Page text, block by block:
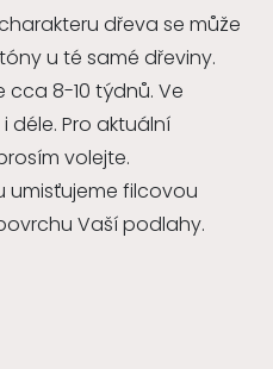
dřeva se může
u té samé dřeviny.
8-10 týdnů. Ve
déle. Pro aktuální
volejte.
umisťujeme filcovou
Vaší podlahy.